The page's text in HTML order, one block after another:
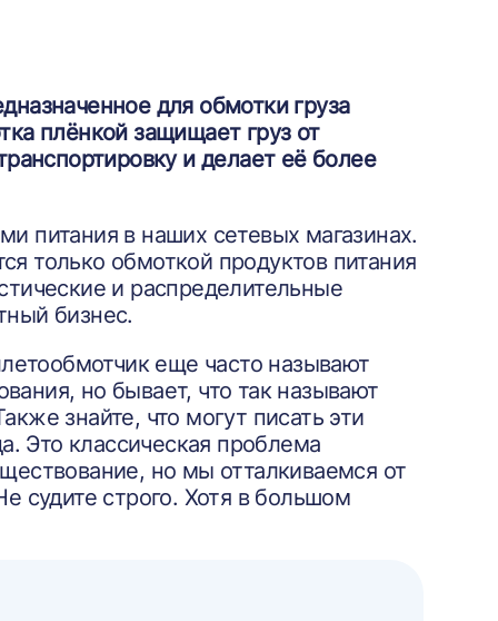
для обмотки груза
плёнкой защищает груз от
и делает её более
питания в наших сетевых магазинах.
только обмоткой продуктов питания
и распределительные
бизнес.
еще часто называют
но бывает, что так называют
знайте, что могут писать эти
Это классическая проблема
но мы отталкиваемся от
судите строго. Хотя в большом